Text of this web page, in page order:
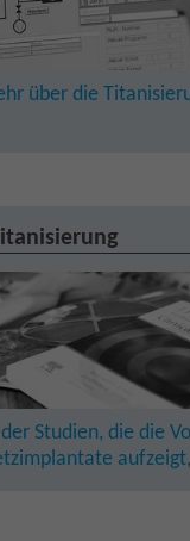
über die
Studien, die die